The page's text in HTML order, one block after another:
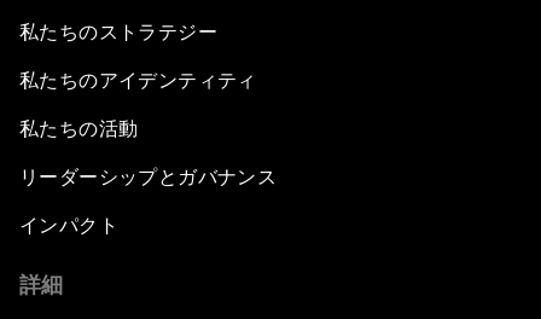
私たちのストラテジー
私たちのアイデンティティ
私たちの活動
リーダーシップとガバナンス
インパクト
詳細